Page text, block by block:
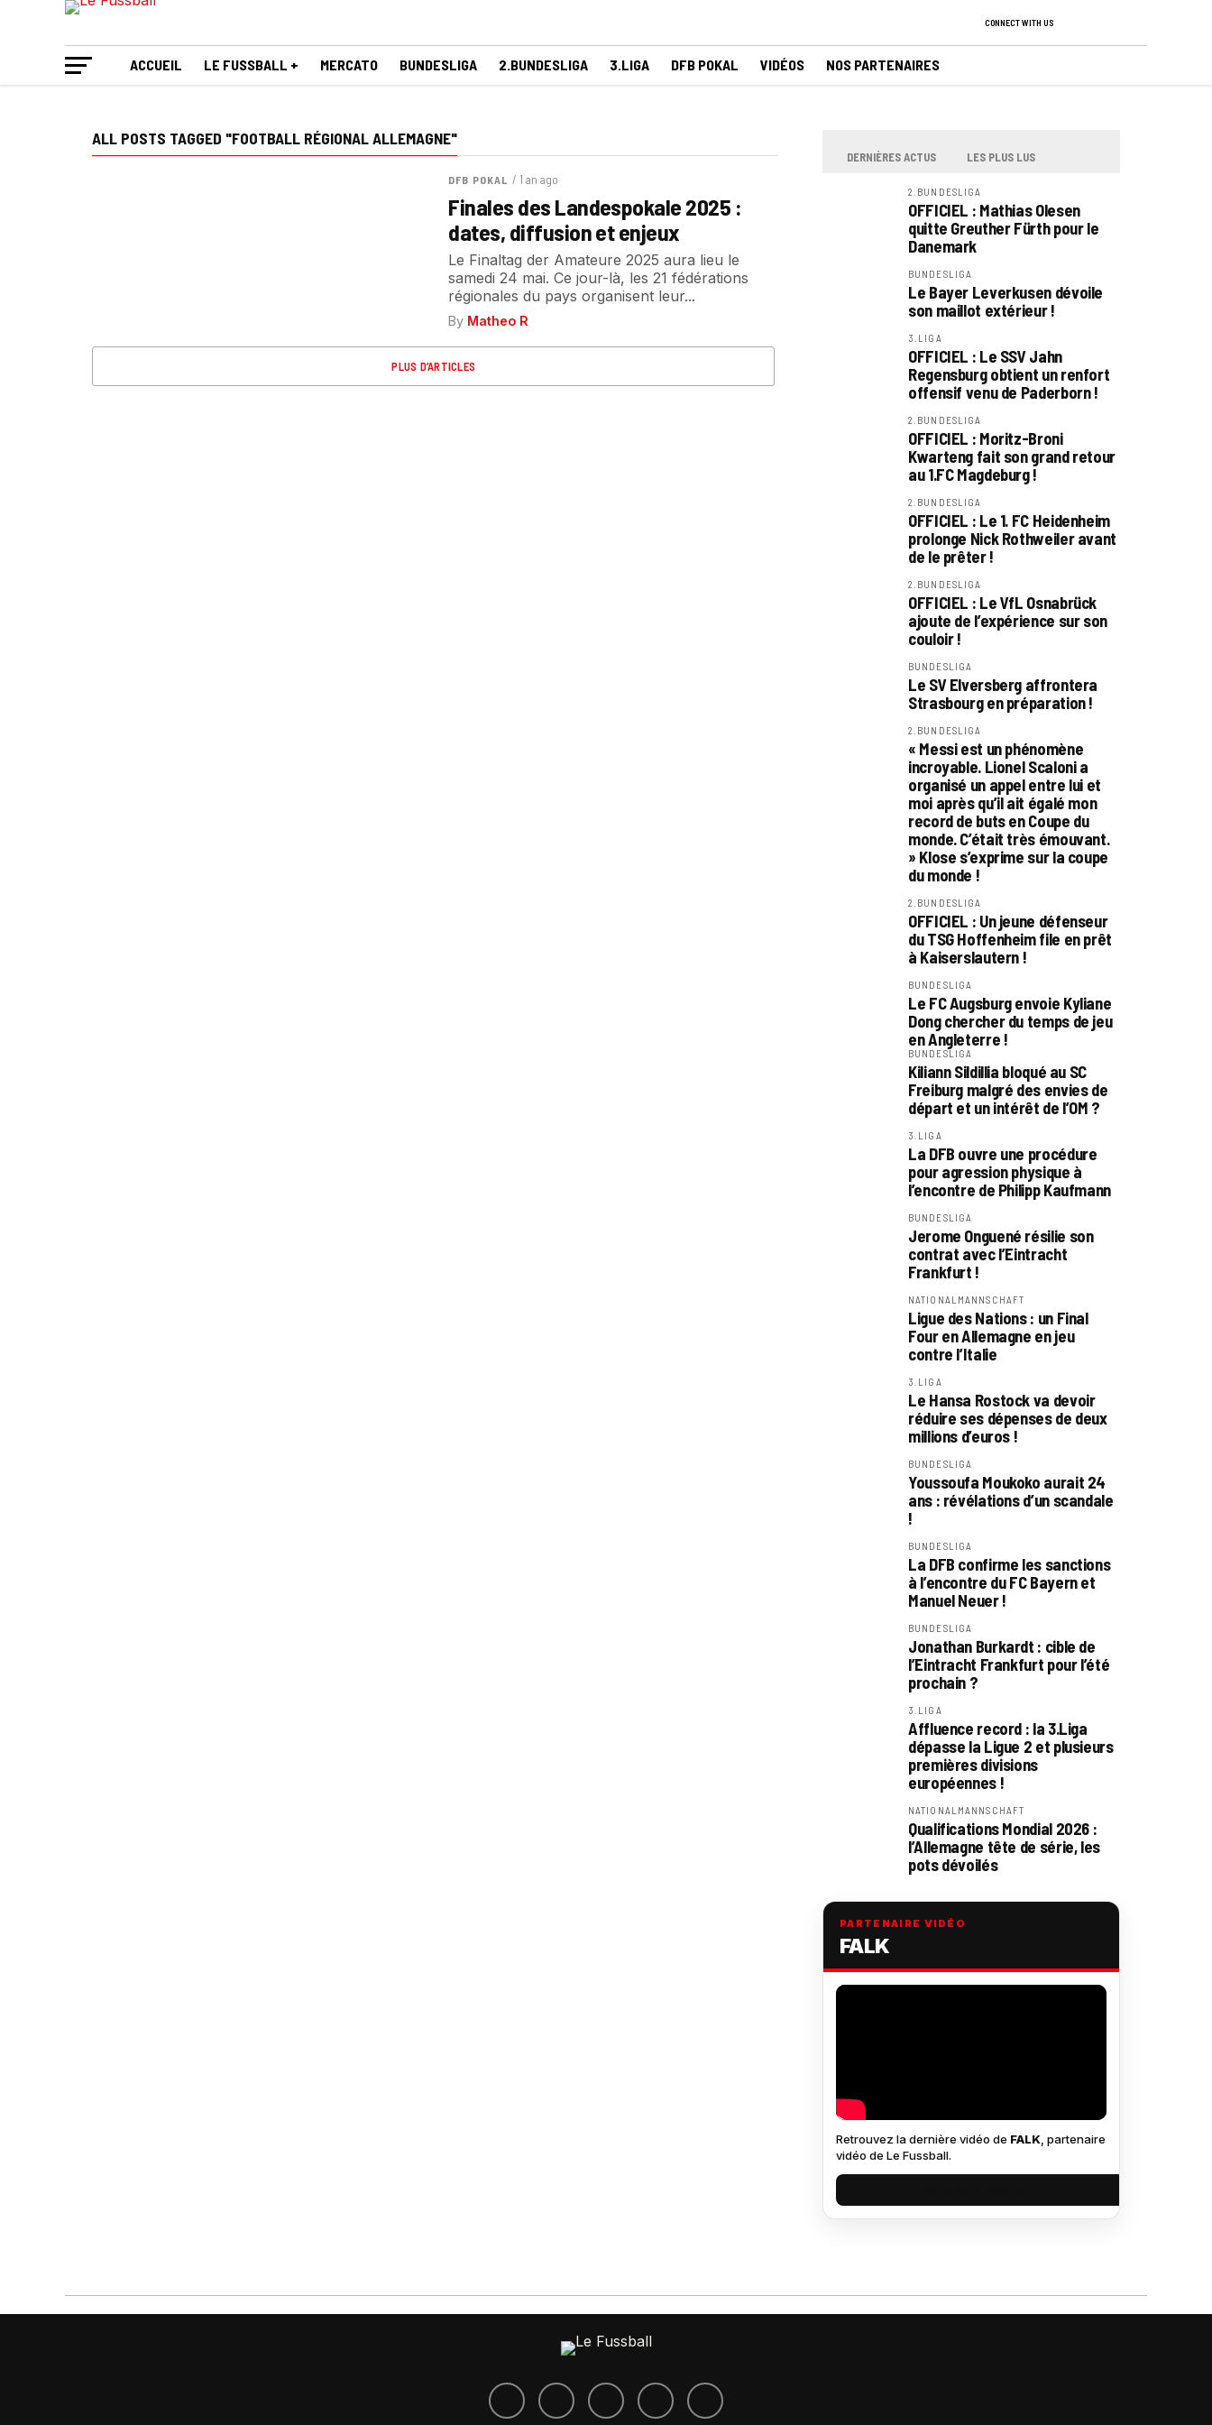
CONNECT WITH US
ACCUEIL LE FUSSBALL + MERCATO BUNDESLIGA 2.BUNDESLIGA 3.LIGA DFB POKAL VIDÉOS NOS PARTENAIRES
ALL POSTS TAGGED "FOOTBALL RÉGIONAL ALLEMAGNE"
DFB POKAL / 1 an ago
Finales des Landespokale 2025 :
dates, diffusion et enjeux
Le Finaltag der Amateure 2025 aura lieu le
samedi 24 mai. Ce jour-là, les 21 fédérations
régionales du pays organisent leur...
By Matheo R
PLUS D’ARTICLES
DERNIÈRES ACTUS LES PLUS LUS
2.BUNDESLIGA
OFFICIEL : Mathias Olesen
quitte Greuther Fürth pour le
Danemark
BUNDESLIGA
Le Bayer Leverkusen dévoile
son maillot extérieur !
3.LIGA
OFFICIEL : Le SSV Jahn
Regensburg obtient un renfort
offensif venu de Paderborn !
2.BUNDESLIGA
OFFICIEL : Moritz-Broni
Kwarteng fait son grand retour
au 1.FC Magdeburg !
2.BUNDESLIGA
OFFICIEL : Le 1. FC Heidenheim
prolonge Nick Rothweiler avant
de le prêter !
2.BUNDESLIGA
OFFICIEL : Le VfL Osnabrück
ajoute de l’expérience sur son
couloir !
BUNDESLIGA
Le SV Elversberg affrontera
Strasbourg en préparation !
2.BUNDESLIGA
« Messi est un phénomène
incroyable. Lionel Scaloni a
organisé un appel entre lui et
moi après qu’il ait égalé mon
record de buts en Coupe du
monde. C’était très émouvant.
» Klose s’exprime sur la coupe
du monde !
2.BUNDESLIGA
OFFICIEL : Un jeune défenseur
du TSG Hoffenheim file en prêt
à Kaiserslautern !
BUNDESLIGA
Le FC Augsburg envoie Kyliane
Dong chercher du temps de jeu
en Angleterre !
BUNDESLIGA
Kiliann Sildillia bloqué au SC
Freiburg malgré des envies de
départ et un intérêt de l’OM ?
3.LIGA
La DFB ouvre une procédure
pour agression physique à
l’encontre de Philipp Kaufmann
BUNDESLIGA
Jerome Onguené résilie son
contrat avec l’Eintracht
Frankfurt !
NATIONALMANNSCHAFT
Ligue des Nations : un Final
Four en Allemagne en jeu
contre l’Italie
3.LIGA
Le Hansa Rostock va devoir
réduire ses dépenses de deux
millions d’euros !
BUNDESLIGA
Youssoufa Moukoko aurait 24
ans : révélations d’un scandale
!
BUNDESLIGA
La DFB confirme les sanctions
à l’encontre du FC Bayern et
Manuel Neuer !
BUNDESLIGA
Jonathan Burkardt : cible de
l’Eintracht Frankfurt pour l’été
prochain ?
3.LIGA
Affluence record : la 3.Liga
dépasse la Ligue 2 et plusieurs
premières divisions
européennes !
NATIONALMANNSCHAFT
Qualifications Mondial 2026 :
l’Allemagne tête de série, les
pots dévoilés
PARTENAIRE VIDÉO
FALK
Retrouvez la dernière vidéo de FALK , partenaire
vidéo de Le Fussball.